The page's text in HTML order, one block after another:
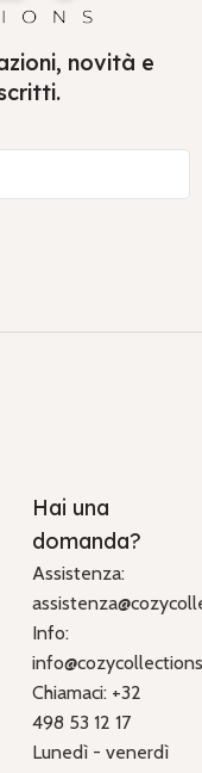
novità e
Hai una
domanda?
Assistenza:
Info:
Chiamaci: +32
498 53 12 17
Lunedì - venerdì